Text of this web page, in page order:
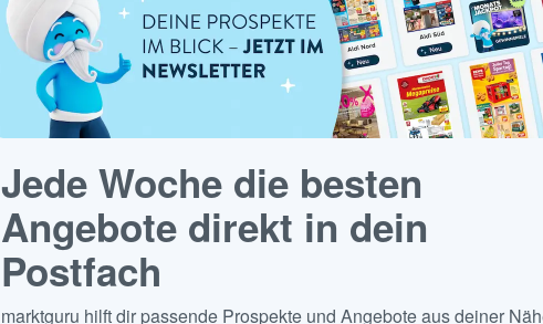
Jede Woche die besten
Angebote direkt in dein
Postfach
marktguru hilft dir passende Prospekte und Angebote aus deiner